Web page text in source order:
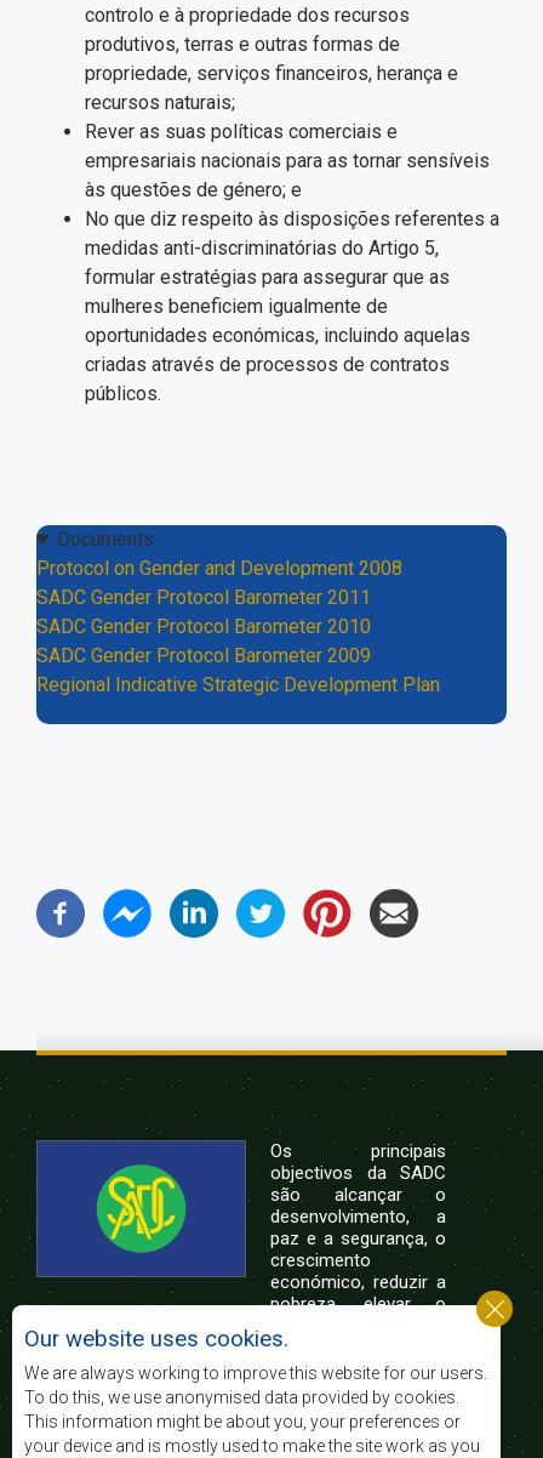
controlo e à propriedade dos recursos
produtivos, terras e outras formas de
propriedade, serviços financeiros, herança e
recursos naturais;
Rever as suas políticas comerciais e
empresariais nacionais para as tornar sensíveis
às questões de género; e
No que diz respeito às disposições referentes a
medidas anti-discriminatórias do Artigo 5,
formular estratégias para assegurar que as
mulheres beneficiem igualmente de
oportunidades económicas, incluindo aquelas
criadas através de processos de contratos
públicos.
Documents
Protocol on Gender and Development 2008
SADC Gender Protocol Barometer 2011
SADC Gender Protocol Barometer 2010
SADC Gender Protocol Barometer 2009
Regional Indicative Strategic Development Plan
Os principais
objectivos da SADC
são alcançar o
desenvolvimento, a
paz e a segurança, o
crescimento
económico, reduzir a
pobreza, elevar o
nível e a qualidade de vida das populações da
África Austral, e apoiar as camadas sociais
desfavorecidas mediante a integração regional,
assente nos princípios democráticos e no
desenvolvimento equitativo e sustentável.
Our website uses cookies.
We are always working to improve this website for our users.
To do this, we use anonymised data provided by cookies.
This information might be about you, your preferences or
your device and is mostly used to make the site work as you